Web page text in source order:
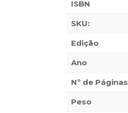
ISBN
SKU:
Edição
Ano
Nº de Páginas
Peso